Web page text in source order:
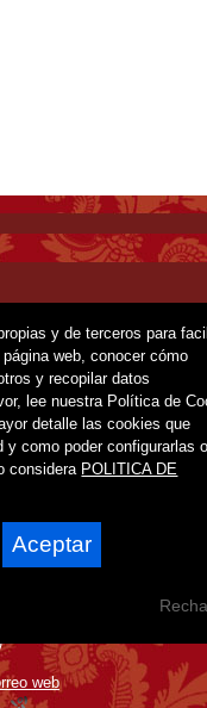
web
y de terceros para
web, conocer cómo
y recopilar datos
lee nuestra Política de
detalle las cookies que
y como poder configurarlas o
considera POLITICA DE
Aceptar